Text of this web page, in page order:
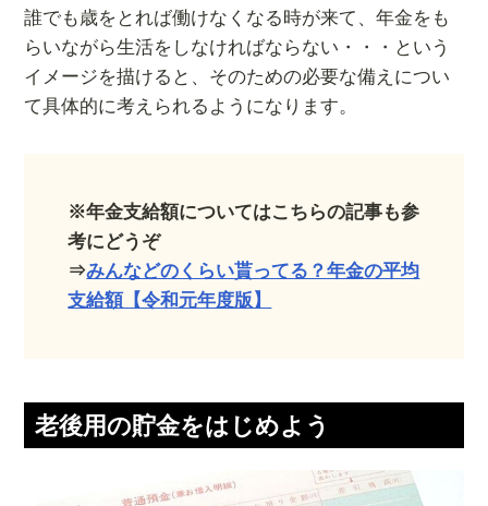
誰でも歳をとれば働けなくなる時が来て、年金をも
らいながら生活をしなければならない・・・という
イメージを描けると、そのための必要な備えについ
て具体的に考えられるようになります。
※年金支給額についてはこちらの記事も参
考にどうぞ
⇒みんなどのくらい貰ってる？年金の平均
支給額【令和元年度版】
老後用の貯金をはじめよう